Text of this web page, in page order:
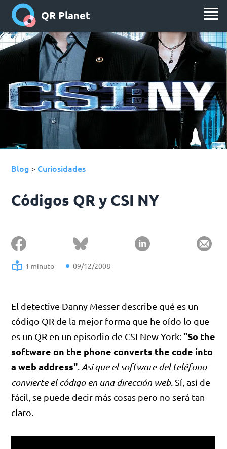
QR Planet
Blog > Curiosidades
Códigos QR y CSI NY
1 minuto 09/12/2008
El detective Danny Messer describe qué es un
código QR de la mejor forma que he oído lo que
es un QR en un episodio de CSI New York:"So the
software on the phone converts the code into
a web address". Así que el software del teléfono
convierte el código en una dirección web. Sí, así de
fácil, se puede decir más cosas pero no será tan
claro.